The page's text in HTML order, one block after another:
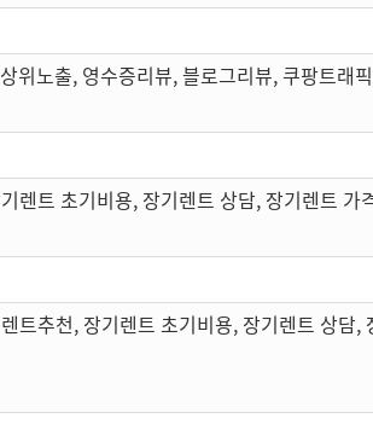
위노출, 영수증리뷰, 블로그리뷰, 쿠팡트래
렌트 초기비용, 장기렌트 상담, 장기렌트
트추천, 장기렌트 초기비용, 장기렌트 상